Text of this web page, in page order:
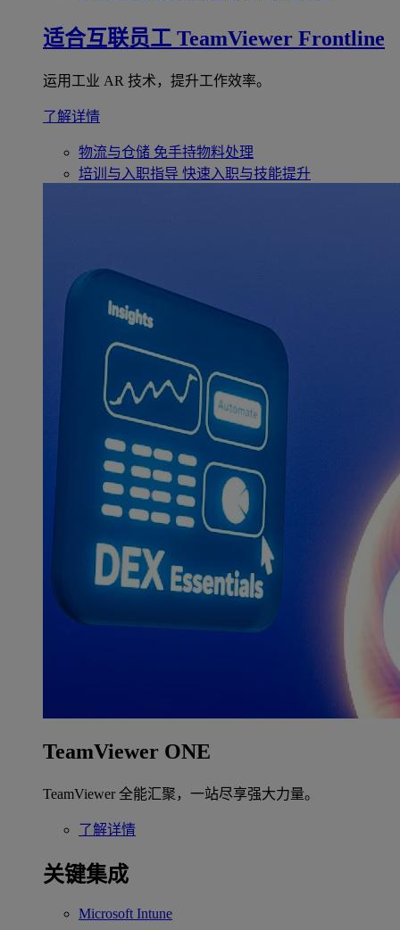
适合互联员工 TeamViewer Frontline
运用工业 AR 技术，提升工作效率。
了解详情
物流与仓储 免手持物料处理
培训与入职指导 快速入职与技能提升
TeamViewer ONE
TeamViewer 全能汇聚，一站尽享强大力量。
了解详情
关键集成
Microsoft Intune